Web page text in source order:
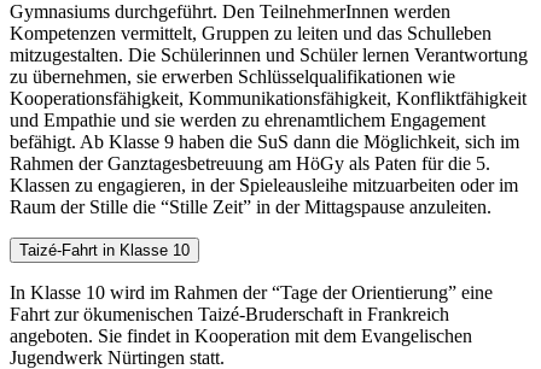
Gymnasiums durchgeführt. Den TeilnehmerInnen werden
Kompetenzen vermittelt, Gruppen zu leiten und das Schulleben
mitzugestalten. Die Schülerinnen und Schüler lernen Verantwortung
zu übernehmen, sie erwerben Schlüsselqualifikationen wie
Kooperationsfähigkeit, Kommunikationsfähigkeit, Konfliktfähigkeit
und Empathie und sie werden zu ehrenamtlichem Engagement
befähigt. Ab Klasse 9 haben die SuS dann die Möglichkeit, sich im
Rahmen der Ganztagesbetreuung am HöGy als Paten für die 5.
Klassen zu engagieren, in der Spieleausleihe mitzuarbeiten oder im
Raum der Stille die “Stille Zeit” in der Mittagspause anzuleiten.
Taizé-Fahrt in Klasse 10
In Klasse 10 wird im Rahmen der “Tage der Orientierung” eine
Fahrt zur ökumenischen Taizé-Bruderschaft in Frankreich
angeboten. Sie findet in Kooperation mit dem Evangelischen
Jugendwerk Nürtingen statt.